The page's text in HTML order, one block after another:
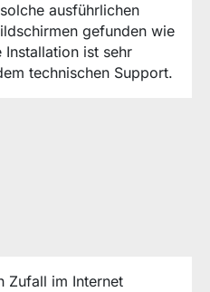
ausführlichen
gefunden wie
ist sehr
technischen Support.
Zufall im Internet